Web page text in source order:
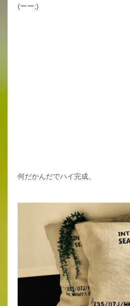
(ーー;)
何だかんだでハイ完成。